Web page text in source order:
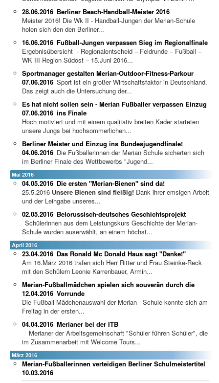
Berliner Beach-Handball-Meister 2016
28.06.2016
Meister 2016! Die Wk II - Handball-Jungen der Merian-Schule
holen sich den den Berliner...
Fußball-Jungen verpassen Sieg im Regionalfinale
16.06.2016
Ergebnisübersicht - Regionalentscheid – Feldrunde – Fußball –
WK III Region Südost – 15.Juni 2016...
Sportmanager gestalten Merian-Outdoor-Fitness-Parkour
07.06.2016 Sport ist ein großer Wirtschaftsfaktor in Deutschland.
Das zeigt auch die Untersuchung der...
Es hat nicht sollen sein - Merian Fußballer verpassen Einzug
ins Finale
07.06.2016
Hoch motiviert und mit einem qualitativ breiten Kader starteten
unsere Jungs bei hochsommerlichen...
Berliner Meister und Einzug ins Bundesjugendfinale!
04.06.2016 Die Fußballerinnen der Merian Schule sicherten sich
im Berliner Finale des Wettbewerbs "Jugend...
Mai 2016
Die ersten "Merian-Bienen" sind da!
04.05.2016
25.5.2016 Unsere Bienen sind fleißig! Dank ihrer emsigen Arbeit
und der Leihgabe unseres...
Belorussisch-deutsches Geschichtsprojekt
02.05.2016
Schülerinnen aus dem Leistungskurs Geschichte der Merian-
Schule wurden auserwählt, an einem höchst...
April 2016
Das Ronald Mc Donald Haus sagt "Danke!"
23.04.2016
Am 16.März 2016 trafen sich Herr Ritter und Frau Steinke-Reck
mit den Schülern Leonie Karrenbauer, Armin...
Merian-Fußballmädchen spielen sich souverän durch die
Vorrunde
12.04.2016
Die Fußball-Mädchenauswahl der Merian - Schule konnte sich am
Freitag in der ersten...
Merianer bei der ITB
04.04.2016
Merianer der Arbeitsgemeinschaft "Schüler führen Schüler", die
im Zusammenarbeit mit Welcome Tours...
März 2016
Merian-Fußballerinnen verteidigen Berliner Schulmeistertitel
10.03.2016